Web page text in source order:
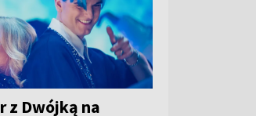
z Dwójką na